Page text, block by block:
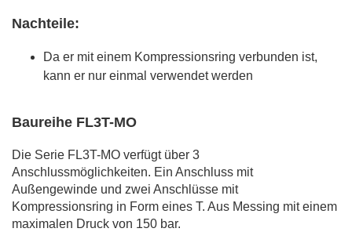
Nachteile:
Da er mit einem Kompressionsring verbunden ist,
kann er nur einmal verwendet werden
Baureihe FL3T-MO
Die Serie FL3T-MO verfügt über 3
Anschlussmöglichkeiten. Ein Anschluss mit
Außengewinde und zwei Anschlüsse mit
Kompressionsring in Form eines T. Aus Messing mit einem
maximalen Druck von 150 bar.